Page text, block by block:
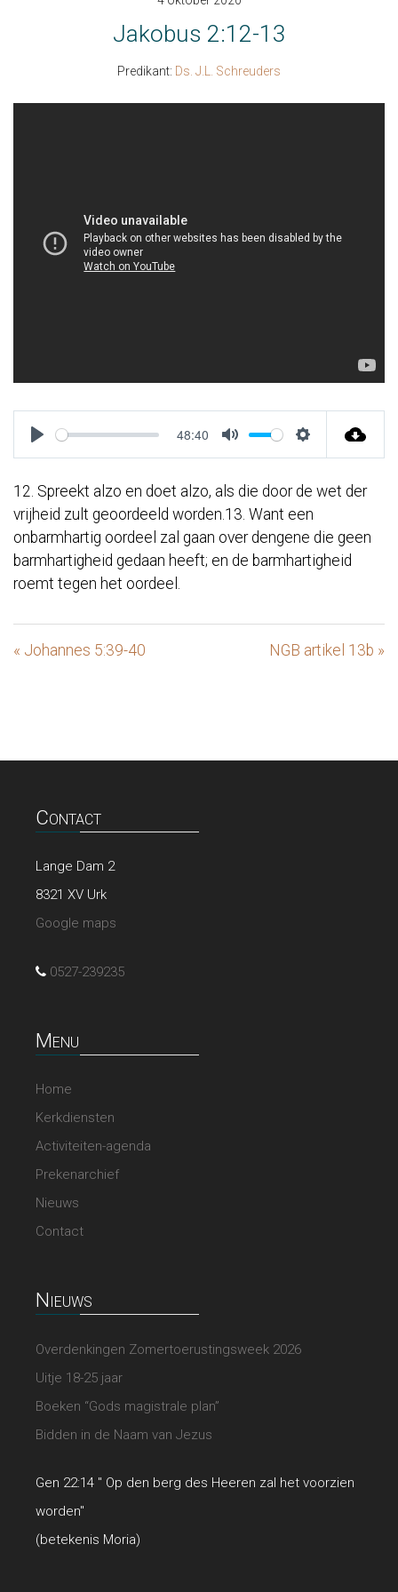
Jakobus 2:12-13
Predikant: Ds. J.L. Schreuders
Play
48:40
Mute Settings
12. Spreekt alzo en doet alzo, als die door de wet der
vrijheid zult geoordeeld worden.13. Want een
onbarmhartig oordeel zal gaan over dengene die geen
barmhartigheid gedaan heeft; en de barmhartigheid
roemt tegen het oordeel.
« Johannes 5:39-40 NGB artikel 13b »
Contact
Lange Dam 2
8321 XV Urk
Google maps
0527-239235
Menu
Home
Kerkdiensten
Activiteiten-agenda
Prekenarchief
Nieuws
Contact
Nieuws
Overdenkingen Zomertoerustingsweek 2026
Uitje 18-25 jaar
Boeken “Gods magistrale plan”
Bidden in de Naam van Jezus
Gen 22:14 " Op den berg des Heeren zal het voorzien
worden"
(betekenis Moria)